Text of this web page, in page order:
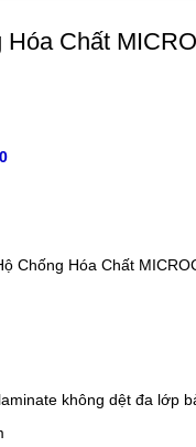
Chất
Chống Hóa Chất
không dệt đa lớp